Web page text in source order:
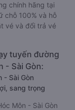
chính hãng tại
chỗ 100% và hỗ
vé và đổi trả vé
tuyến đường
- Sài Gòn:
- Sài Gòn
sang trọng
Môn - Sài Gòn